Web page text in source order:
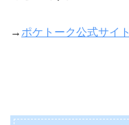
→ ポケトーク公式サイト